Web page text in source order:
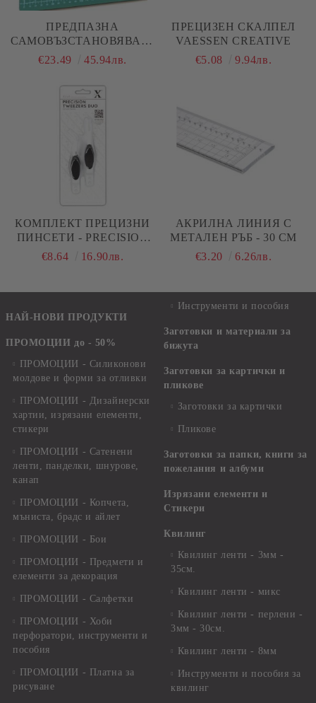
ПРЕДПАЗНА
САМОВЪЗСТАНОВЯВАЩА
СЕ ПОДЛОЖКА ЗА
€23.49 45.94лв.
ПРЕЦИЗЕН СКАЛПЕЛ
VAESSEN CREATIVE
€5.08
9.94лв.
КОМПЛЕКТ ПРЕЦИЗНИ
ПИНСЕТИ - PRECISION
TWEEZERS DUO - 2 БР.
€8.64 16.90лв.
АКРИЛНА ЛИНИЯ С
МЕТАЛЕН РЪБ - 30 СМ
€3.20
6.26лв.
НАЙ-НОВИ ПРОДУКТИ
ПРОМОЦИИ до - 50%
ПРОМОЦИИ - Силиконови
молдове и форми за отливки
ПРОМОЦИИ - Дизайнерски
хартии, изрязани елементи,
стикери
ПРОМОЦИИ - Сатенени
ленти, панделки, шнурове,
канап
ПРОМОЦИИ - Копчета,
мъниста, брадс и айлет
ПРОМОЦИИ - Бои
ПРОМОЦИИ - Предмети и
елементи за декорация
ПРОМОЦИИ - Салфетки
ПРОМОЦИИ - Хоби
перфоратори, инструменти и
пособия
ПРОМОЦИИ - Платна за
рисуване
Инструменти и пособия
Заготовки и материали за
бижута
Заготовки за картички и
пликове
Заготовки за картички
Пликове
Заготовки за папки, книги за
пожелания и албуми
Изрязани елементи и
Стикери
Квилинг
Квилинг ленти - 3мм -
35см.
Квилинг ленти - микс
Квилинг ленти - перлени -
3мм - 30см.
Квилинг ленти - 8мм
Инструменти и пособия за
квилинг